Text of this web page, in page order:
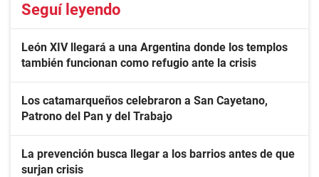
Seguí leyendo
León XIV llegará a una Argentina donde los templos
también funcionan como refugio ante la crisis
Los catamarqueños celebraron a San Cayetano,
Patrono del Pan y del Trabajo
La prevención busca llegar a los barrios antes de que
surjan crisis